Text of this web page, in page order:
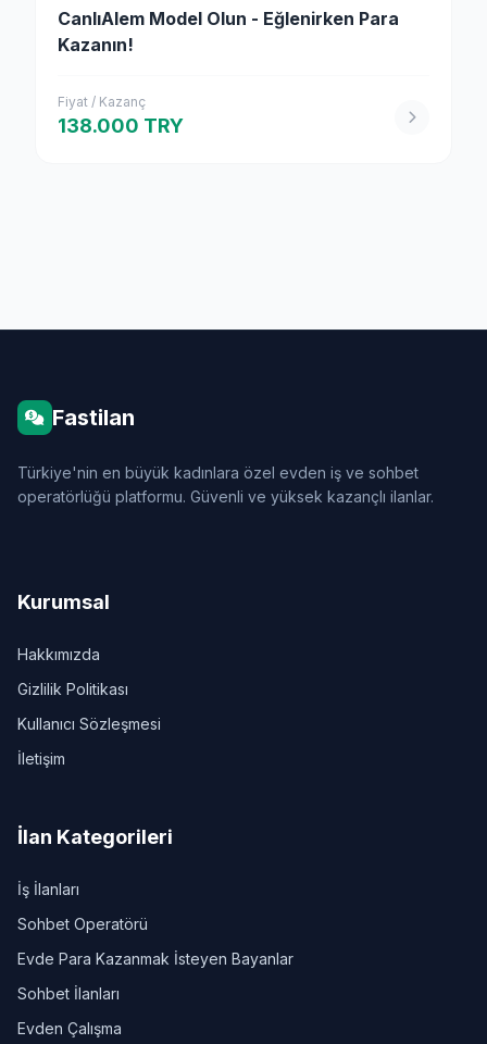
CanlıAlem Model Olun - Eğlenirken Para
Kazanın!
Fiyat / Kazanç
138.000 TRY
Fastilan
Türkiye'nin en büyük kadınlara özel evden iş ve sohbet
operatörlüğü platformu. Güvenli ve yüksek kazançlı ilanlar.
Kurumsal
Hakkımızda
Gizlilik Politikası
Kullanıcı Sözleşmesi
İletişim
İlan Kategorileri
İş İlanları
Sohbet Operatörü
Evde Para Kazanmak İsteyen Bayanlar
Sohbet İlanları
Evden Çalışma